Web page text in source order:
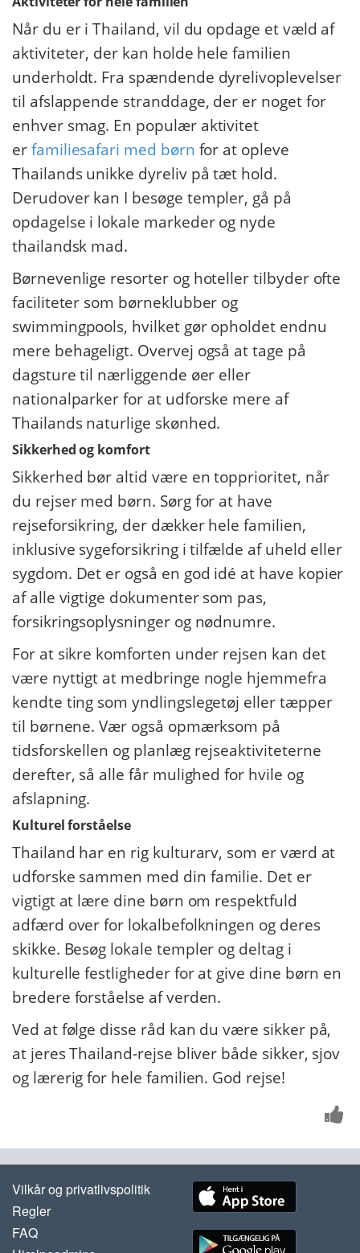
Når du er i Thailand, vil du opdage et væld af
aktiviteter, der kan holde hele familien
underholdt. Fra spændende dyrelivoplevelser
til afslappende stranddage, der er noget for
enhver smag. En populær aktivitet
erfamiliesafari med børn for at opleve
Thailands unikke dyreliv på tæt hold.
Derudover kan I besøge templer, gå på
opdagelse i lokale markeder og nyde
thailandsk mad.
Børnevenlige resorter og hoteller tilbyder ofte
faciliteter som børneklubber og
swimmingpools, hvilket gør opholdet endnu
mere behageligt. Overvej også at tage på
dagsture til nærliggende øer eller
nationalparker for at udforske mere af
Thailands naturlige skønhed.
Sikkerhed og komfort
Sikkerhed bør altid være en topprioritet, når
du rejser med børn. Sørg for at have
rejseforsikring, der dækker hele familien,
inklusive sygeforsikring i tilfælde af uheld eller
sygdom. Det er også en god idé at have kopier
af alle vigtige dokumenter som pas,
forsikringsoplysninger og nødnumre.
For at sikre komforten under rejsen kan det
være nyttigt at medbringe nogle hjemmefra
kendte ting som yndlingslegetøj eller tæpper
til børnene. Vær også opmærksom på
tidsforskellen og planlæg rejseaktiviteterne
derefter, så alle får mulighed for hvile og
afslapning.
Kulturel forståelse
Thailand har en rig kulturarv, som er værd at
udforske sammen med din familie. Det er
vigtigt at lære dine børn om respektfuld
adfærd over for lokalbefolkningen og deres
skikke. Besøg lokale templer og deltag i
kulturelle festligheder for at give dine børn en
bredere forståelse af verden.
Ved at følge disse råd kan du være sikker på,
at jeres Thailand-rejse bliver både sikker, sjov
og lærerig for hele familien. God rejse!
Vilkår og privatlivspolitik
Regler
FAQ